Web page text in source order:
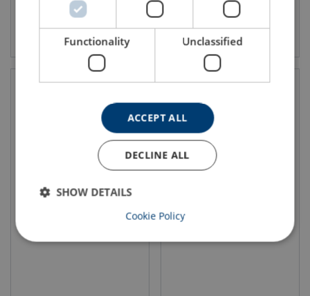
Vis produkt Vis produkt
og anlegg skarpkant liten
Functionality Unclassified
ACCEPT ALL
DECLINE ALL
SHOW DETAILS
Cookie Policy